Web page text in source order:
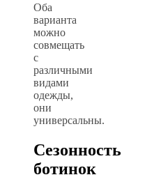
Оба
варианта
можно
совмещать
с
различными
видами
одежды,
они
универсальны.
Сезонность
ботинок